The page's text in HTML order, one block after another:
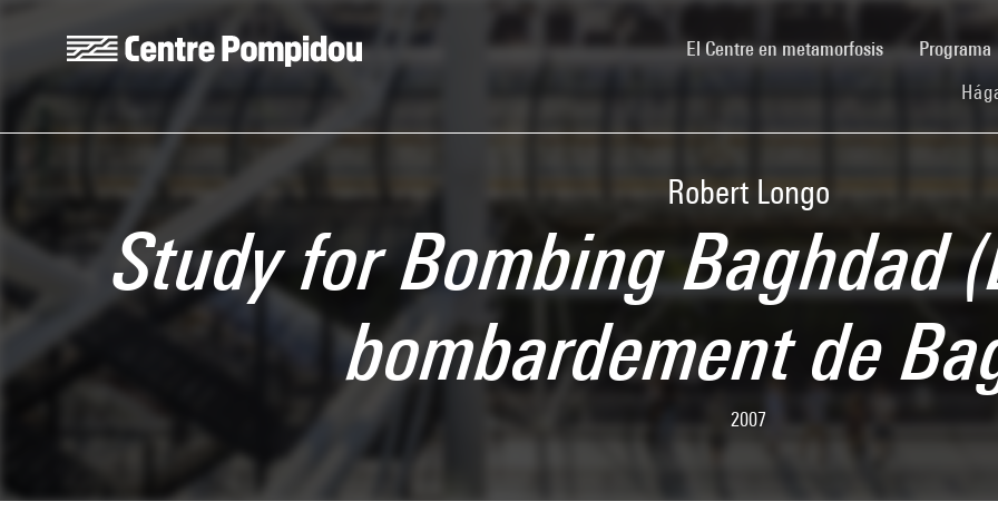
El Centre en metamorfosis(current)Programa
Robert Longo
Study for Bombing Baghdad
bombardement de
2007